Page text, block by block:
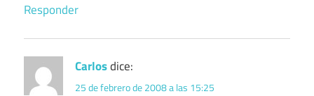
Responder
Carlosdice:
25 de febrero de 2008 a las 15:25